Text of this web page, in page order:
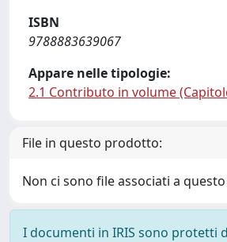
ISBN
9788883639067
Appare nelle tipologie:
2.1 Contributo in volume
File in questo prodotto:
Non ci sono file associati a
I documenti in IRIS sono protetti